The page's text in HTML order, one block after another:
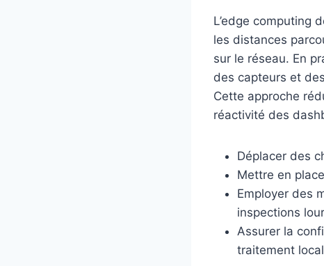
L’edge computing
les distances
sur le réseau. En
des capteurs et
Cette approche
réactivité des
Déplacer des
Mettre en
Employer des
inspections
Assurer la
traitement local